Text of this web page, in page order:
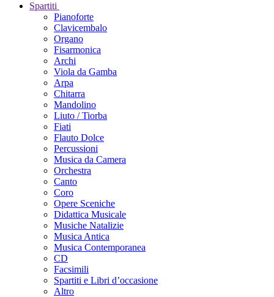
Spartiti
Pianoforte
Clavicembalo
Organo
Fisarmonica
Archi
Viola da Gamba
Arpa
Chitarra
Mandolino
Liuto / Tiorba
Fiati
Flauto Dolce
Percussioni
Musica da Camera
Orchestra
Canto
Coro
Opere Sceniche
Didattica Musicale
Musiche Natalizie
Musica Antica
Musica Contemporanea
CD
Facsimili
Spartiti e Libri d’occasione
Altro